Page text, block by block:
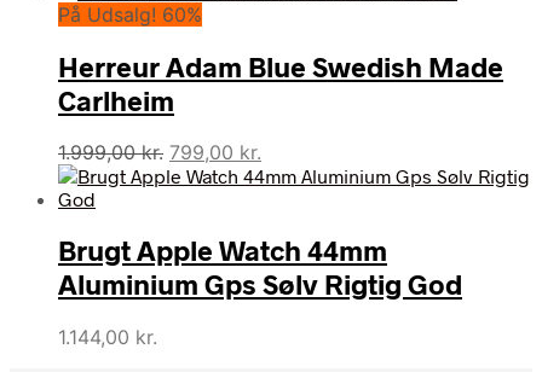
På Udsalg! 60%
Herreur Adam Blue Swedish Made
Carlheim
1.999,00kr. Den
oprindelige
1.999,00 kr..
799,00 kr.
aktuelle
799,00 kr..
Brugt Apple Watch 44mm
Aluminium Gps Sølv Rigtig God
1.144,00 kr.